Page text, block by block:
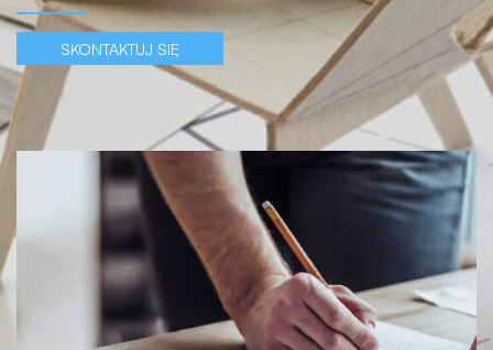
SKONTAKTUJ SIĘ